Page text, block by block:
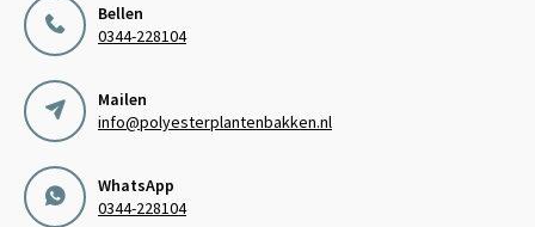
Bellen
0344-228104
Mailen
info@polyesterplantenbakken.nl
WhatsApp
0344-228104